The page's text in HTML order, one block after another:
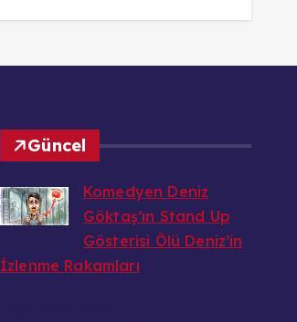
Güncel
Komedyen Deniz
Göktaş’ın Stand Up
Gösterisi Ölü Deniz’in
İzlenme Rakamları